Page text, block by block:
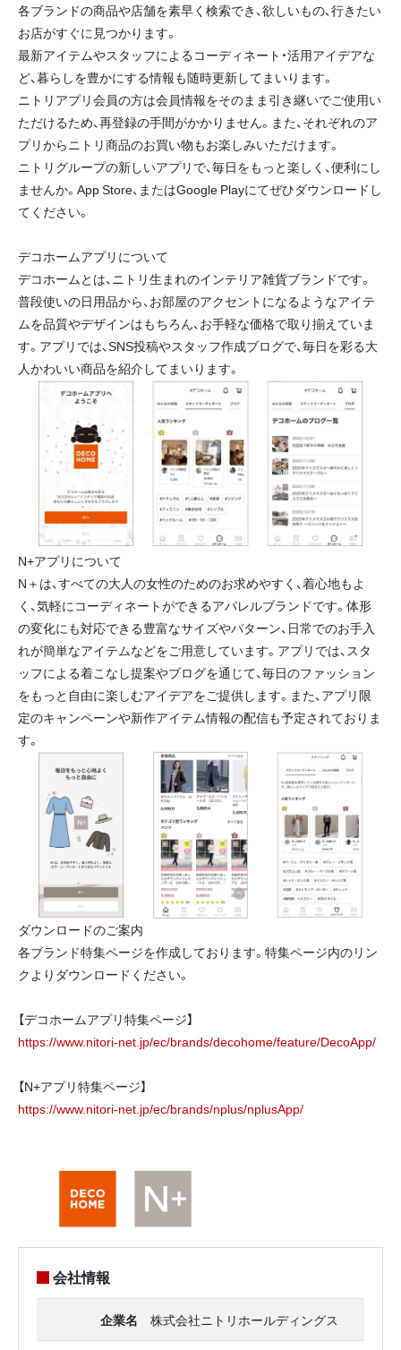
各ブランドの商品や店舗を素早く検索でき、欲しいもの、行きたい
お店がすぐに見つかります。
最新アイテムやスタッフによるコーディネート・活用アイデアな
ど、暮らしを豊かにする情報も随時更新してまいります。
ニトリアプリ会員の方は会員情報をそのまま引き継いでご使用い
ただけるため、再登録の手間がかかりません。また、それぞれのア
プリからニトリ商品のお買い物もお楽しみいただけます。
ニトリグループの新しいアプリで、毎日をもっと楽しく、便利にし
ませんか。App Store、またはGoogle Playにてぜひダウンロードし
てください。
デコホームアプリについて
デコホームとは、ニトリ生まれのインテリア雑貨ブランドです。
普段使いの日用品から、お部屋のアクセントになるようなアイテ
ムを品質やデザインはもちろん、お手軽な価格で取り揃えていま
す。アプリでは、SNS投稿やスタッフ作成ブログで、毎日を彩る大
人かわいい商品を紹介してまいります。
N+アプリについて
N＋は、すべての大人の女性のためのお求めやすく、着心地もよ
く、気軽にコーディネートができるアパレルブランドです。体形
の変化にも対応できる豊富なサイズやパターン、日常でのお手入
れが簡単なアイテムなどをご用意しています。アプリでは、スタ
ッフによる着こなし提案やブログを通じて、毎日のファッション
をもっと自由に楽しむアイデアをご提供します。また、アプリ限
定のキャンペーンや新作アイテム情報の配信も予定されておりま
す。
ダウンロードのご案内
各ブランド特集ページを作成しております。特集ページ内のリン
クよりダウンロードください。
【デコホームアプリ特集ページ】
https://www.nitori-net.jp/ec/brands/decohome/feature/DecoApp/
【N+アプリ特集ページ】
https://www.nitori-net.jp/ec/brands/nplus/nplusApp/
会社情報
企業名 株式会社ニトリホールディングス